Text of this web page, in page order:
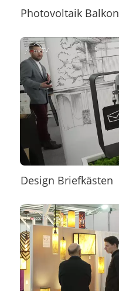
Photovoltaik Balkon
Design Briefkästen